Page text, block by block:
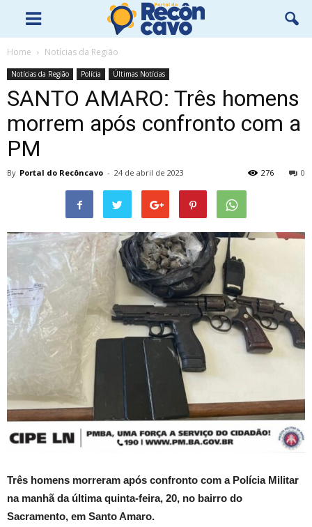
Home Notícias da Região
Notícias da Região Polícia Últimas Notícias
SANTO AMARO: Três homens
morrem após confronto com a
PM
By Portal do Recôncavo - 24 de abril de 2023 0
276
Três homens morreram após confronto com a Polícia Militar
na manhã da última quinta-feira, 20, no bairro do
Sacramento, em Santo Amaro.